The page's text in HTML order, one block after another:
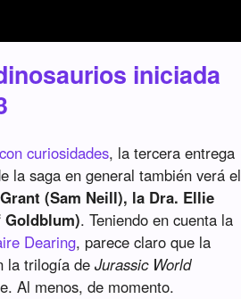
iniciada
curiosidades, la tercera entrega
la saga en general también verá el
(Sam Neill), la Dra. Ellie
Goldblum). Teniendo en cuenta la
Dearing, parece claro que la
la trilogía deJurassic World
Al menos, de momento.